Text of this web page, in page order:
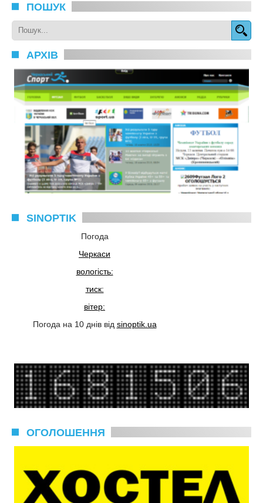
ПОШУК
АРХІВ
SINOPTIK
Погода
Черкаси
вологість:
тиск:
вітер:
Погода на 10 днів від sinoptik.ua
ОГОЛОШЕННЯ